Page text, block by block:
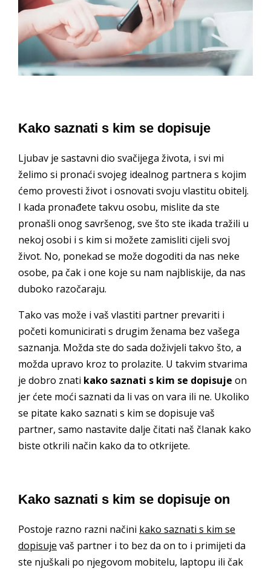
Kako saznati s kim se dopisuje
Ljubav je sastavni dio svačijega života, i svi mi
želimo si pronaći svojeg idealnog partnera s kojim
ćemo provesti život i osnovati svoju vlastitu obitelj.
I kada pronađete takvu osobu, mislite da ste
pronašli onog savršenog, sve što ste ikada tražili u
nekoj osobi i s kim si možete zamisliti cijeli svoj
život. No, ponekad se može dogoditi da nas neke
osobe, pa čak i one koje su nam najbliskije, da nas
duboko razočaraju.
Tako vas može i vaš vlastiti partner prevariti i
početi komunicirati s drugim ženama bez vašega
saznanja. Možda ste do sada doživjeli takvo što, a
možda upravo kroz to prolazite. U takvim stvarima
je dobro znati kako saznati s kim se dopisuje on
jer ćete moći saznati da li vas on vara ili ne. Ukoliko
se pitate kako saznati s kim se dopisuje vaš
partner, samo nastavite dalje čitati naš članak kako
biste otkrili način kako da to otkrijete.
Kako saznati s kim se dopisuje on
Postoje razno razni načini kako saznati s kim se
dopisuje vaš partner i to bez da on to i primijeti da
ste njuškali po njegovom mobitelu, laptopu ili čak